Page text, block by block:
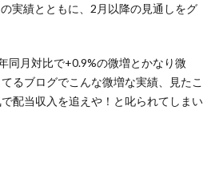
実績とともに、2月以降の見通しをグ
同月対比で+0.9%の微増とかなり微
るブログでこんな微増な実績、見たこ
配当収入を追えや！と叱られてしまい